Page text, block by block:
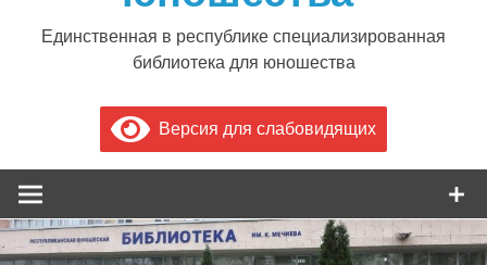
Единственная в республике специализированная
библиотека для юношества
Версия для слабовидящих